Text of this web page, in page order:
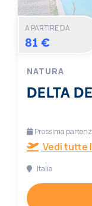
A PARTIRE DA
81 €
NATURA
DELTA
Prossima
Vedi tutte
Italia